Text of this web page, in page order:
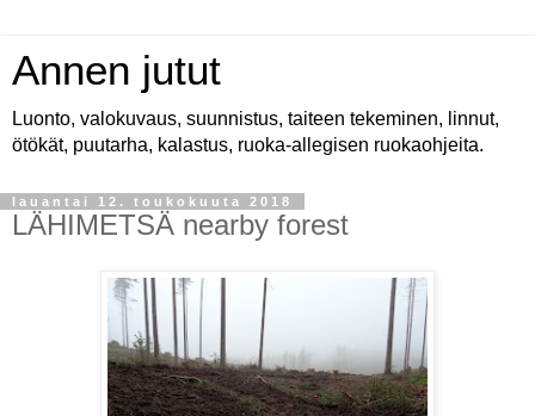
Annen jutut
Luonto, valokuvaus, suunnistus, taiteen tekeminen, linnut,
ötökät, puutarha, kalastus, ruoka-allegisen ruokaohjeita.
lauantai 12. toukokuuta 2018
LÄHIMETSÄ nearby forest